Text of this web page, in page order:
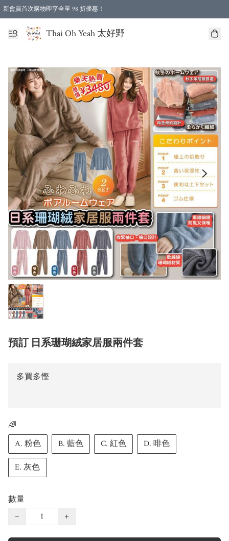
新會員首次購物即享全單 98 折優惠！
特選會員可享全單低至 96 折優惠！
Thai Oh Yeah 太好野
預訂 日系珊瑚絨家居服兩件套
多買多慳
🌈
A. 粉色
B. 藍色 C. 紅色 D. 啡色
E. 灰色
數量
−
+